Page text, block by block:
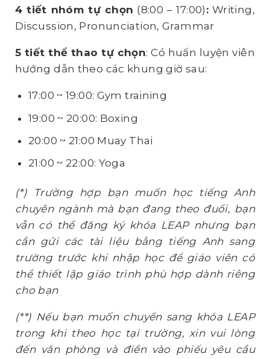
4 tiết nhóm tự chọn (8:00 – 17:00) : Writing,
Discussion, Pronunciation, Grammar
5 tiết thể thao tự chọn: Có huấn luyện viên
hướng dẫn theo các khung giờ sau:
17:00 ~ 19:00: Gym training
19:00 ~ 20:00: Boxing
20:00 ~ 21:00 Muay Thai
21:00 ~ 22:00: Yoga​
(*) Trường hợp bạn muốn học tiếng Anh
chuyên ngành mà bạn đang theo đuổi, bạn
vẫn có thể đăng ký khóa LEAP nhưng bạn
cần gửi các tài liệu bằng tiếng Anh sang
trường trước khi nhập học để giáo viên có
thể thiết lập giáo trình phù hợp dành riêng
cho bạn
(**) Nếu bạn muốn chuyển sang khóa LEAP
trong khi theo học tại trường, xin vui lòng
đến văn phòng và điền vào phiếu yêu cầu